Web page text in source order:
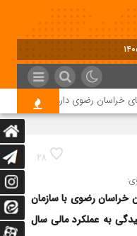
رضوی داروها را با چک ۴ ماهه خریداری می‌کنند
28
خراسان رضوی با سازمان
به عملکرد مالی سال